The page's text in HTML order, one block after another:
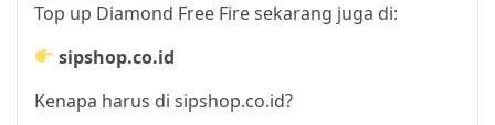
Top up Diamond Free Fire sekarang juga di:
sipshop.co.id
Kenapa harus di sipshop.co.id?